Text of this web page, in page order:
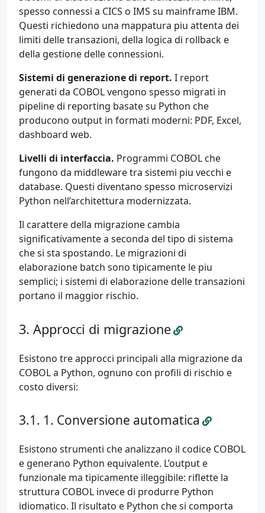
spesso connessi a CICS o IMS su mainframe IBM.
Questi richiedono una mappatura piu attenta dei
limiti delle transazioni, della logica di rollback e
della gestione delle connessioni.
Sistemi di generazione di report. I report
generati da COBOL vengono spesso migrati in
pipeline di reporting basate su Python che
producono output in formati moderni: PDF, Excel,
dashboard web.
Livelli di interfaccia. Programmi COBOL che
fungono da middleware tra sistemi piu vecchi e
database. Questi diventano spesso microservizi
Python nell’architettura modernizzata.
Il carattere della migrazione cambia
significativamente a seconda del tipo di sistema
che si sta spostando. Le migrazioni di
elaborazione batch sono tipicamente le piu
semplici; i sistemi di elaborazione delle transazioni
portano il maggior rischio.
Approcci di migrazione
Esistono tre approcci principali alla migrazione da
COBOL a Python, ognuno con profili di rischio e
costo diversi:
1. Conversione automatica
Esistono strumenti che analizzano il codice COBOL
e generano Python equivalente. L’output e
funzionale ma tipicamente illeggibile: riflette la
struttura COBOL invece di produrre Python
idiomatico. Il risultato e Python che si comporta